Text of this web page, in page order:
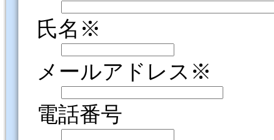
氏名※
メールアドレス※
電話番号